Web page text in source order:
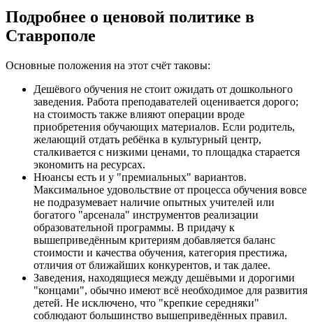
Подробнее о ценовой политике в
Ставрополе
Основные положения на этот счёт таковы:
Дешёвого обучения не стоит ожидать от дошкольного
заведения. Работа преподавателей оценивается дорого;
на стоимость также влияют операции вроде
приобретения обучающих материалов. Если родитель,
желающий отдать ребёнка в культурный центр,
сталкивается с низкими ценами, то площадка старается
экономить на ресурсах.
Нюансы есть и у "премиальных" вариантов.
Максимальное удовольствие от процесса обучения вовсе
не подразумевает наличие опытных учителей или
богатого "арсенала" инструментов реализации
образовательной программы. В придачу к
вышеприведённым критериям добавляется баланс
стоимости и качества обучения, категория престижа,
отличия от ближайших конкурентов, и так далее.
Заведения, находящиеся между дешёвыми и дорогими
"концами", обычно имеют всё необходимое для развития
детей. Не исключено, что "крепкие середняки"
соблюдают большинство вышеприведённых правил.